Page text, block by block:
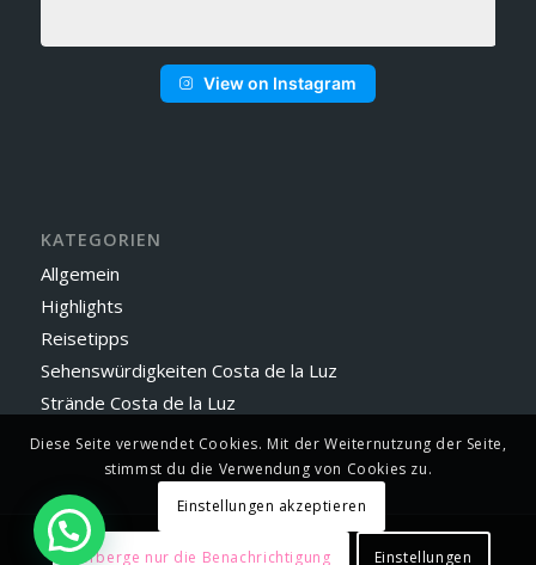
View on Instagram
KATEGORIEN
Allgemein
Highlights
Reisetipps
Sehenswürdigkeiten Costa de la Luz
Strände Costa de la Luz
© 2023 - Vejer by Manuel
Diese Seite verwendet Cookies. Mit der Weiternutzung der Seite,
stimmst du die Verwendung von Cookies zu.
Einstellungen akzeptieren
Verberge nur die Benachrichtigung Einstellungen